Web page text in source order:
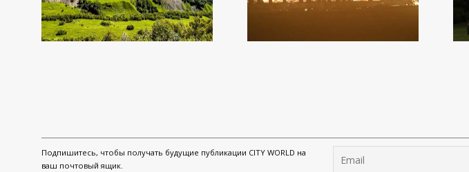
Подпишитесь, чтобы получать будущие публикации CITY WORLD на
ваш почтовый ящик.